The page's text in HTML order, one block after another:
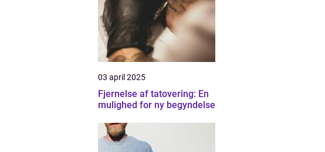
03 april 2025
Fjernelse af tatovering: En
mulighed for ny begyndelse